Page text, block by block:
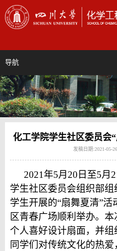
导航
化工学院学生社区委员会
发稿日期:2021-05-
2021年5月20日至5月
学生社区委员会组织部
学生开展的“扇舞夏清”
区青春广场顺利举办。
个人喜好设计扇面，并
同学们对传统文化的热